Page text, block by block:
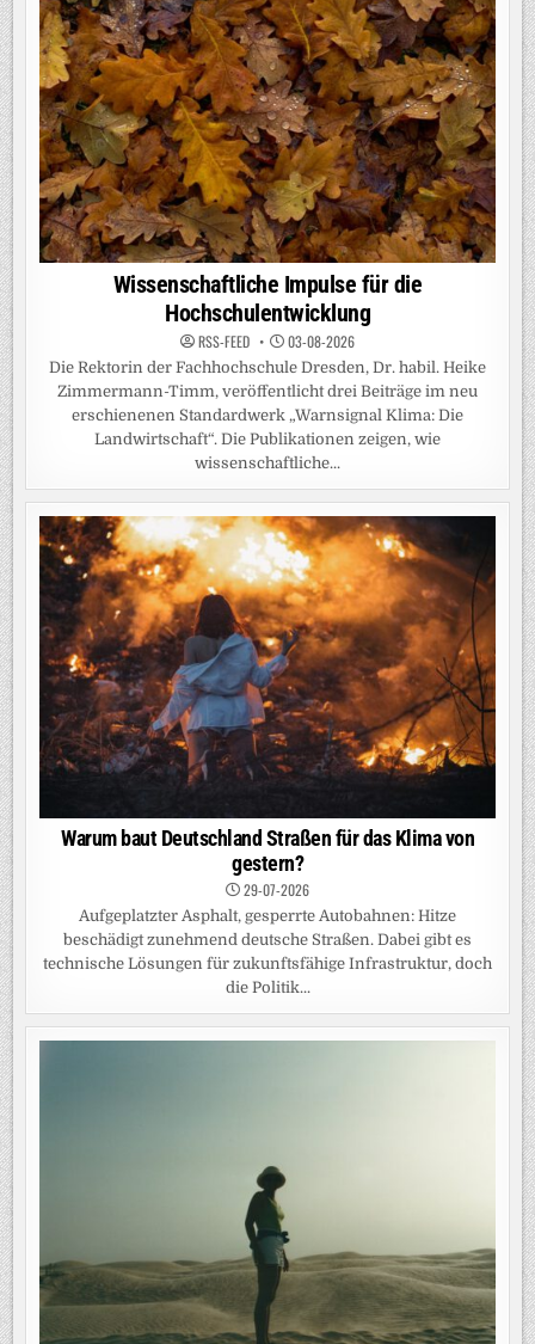
Wissenschaftliche Impulse für die
Hochschulentwicklung
RSS-FEED 03-08-2026
Die Rektorin der Fachhochschule Dresden, Dr. habil. Heike
Zimmermann-Timm, veröffentlicht drei Beiträge im neu
erschienenen Standardwerk „Warnsignal Klima: Die
Landwirtschaft“. Die Publikationen zeigen, wie
wissenschaftliche...
Warum baut Deutschland Straßen für das Klima von
gestern?
29-07-2026
Aufgeplatzter Asphalt, gesperrte Autobahnen: Hitze
beschädigt zunehmend deutsche Straßen. Dabei gibt es
technische Lösungen für zukunftsfähige Infrastruktur, doch
die Politik...